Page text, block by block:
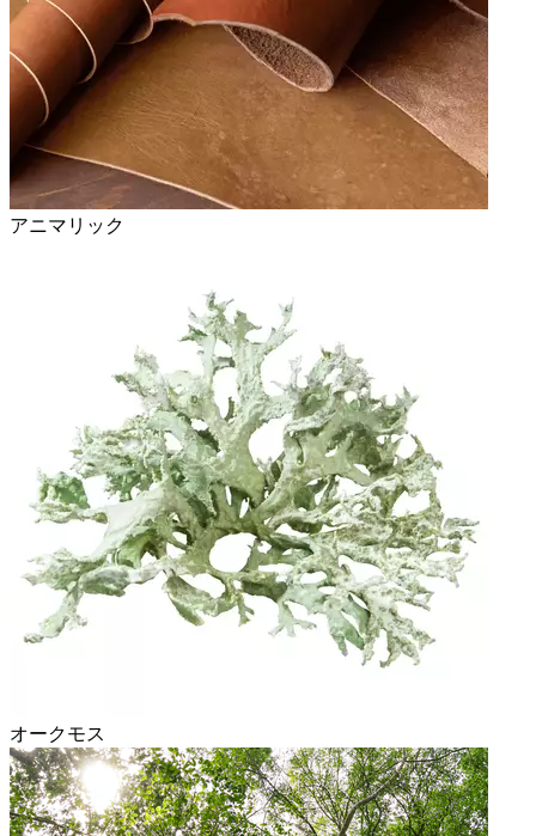
アニマリック
オークモス